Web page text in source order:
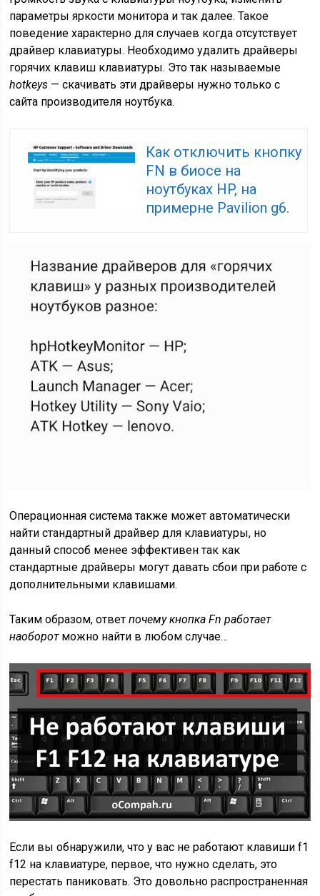
параметры яркости монитора и так далее. Такое
поведение характерно для случаев когда отсутствует
драйвер клавиатуры. Необходимо удалить драйверы
горячих клавиш клавиатуры. Это так называемые
hotkeys — скачивать эти драйверы нужно только с
сайта производителя ноутбука.
Как отключить кнопку
FN в биосе на
ноутбуках HP, на
примерне Pavilion g6.
Операционная система также может автоматически
найти стандартный драйвер для клавиатуры, но
данный способ менее эффективен так как
стандартные драйверы могут давать сбои при работе с
дополнительными клавишами.
Таким образом, ответпочему кнопка Fn работает
наоборотможно найти в любом случае…
Если вы обнаружили, что у вас не работают клавиши f1
f12 на клавиатуре, первое, что нужно сделать, это
перестать паниковать. Это довольно распространенная